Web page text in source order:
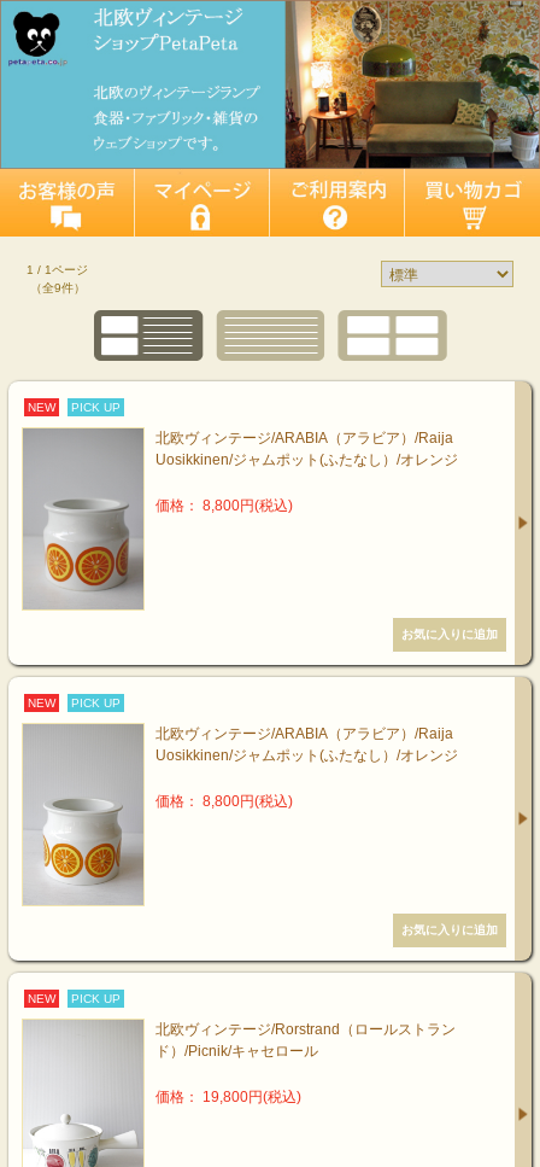
1 / 1ページ
（全9件）
NEW PICK UP
北欧ヴィンテージ/ARABIA（アラビア）/Raija
Uosikkinen/ジャムポット(ふたなし）/オレンジ
価格： 8,800円(税込)
NEW PICK UP
北欧ヴィンテージ/ARABIA（アラビア）/Raija
Uosikkinen/ジャムポット(ふたなし）/オレンジ
価格： 8,800円(税込)
NEW PICK UP
北欧ヴィンテージ/Rorstrand（ロールストラン
ド）/Picnik/キャセロール
価格： 19,800円(税込)